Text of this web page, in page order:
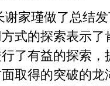
谢家瑾做了总结
式的探索表示了
了有益的探索
取得的突破的